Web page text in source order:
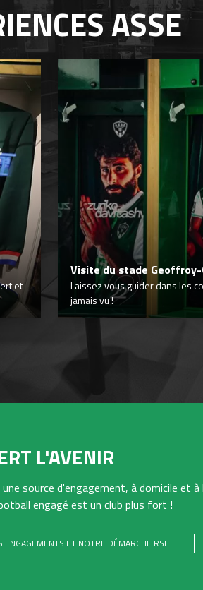
ASSE
et
Visite du stade
Laissez vous guider dans les
jamais vu !
L'AVENIR
source d'engagement, à domicile et à
engagé est un club plus fort !
ENGAGEMENTS ET NOTRE DÉMARCHE RSE